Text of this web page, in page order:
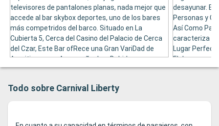
televisores de pantalones planas, nada mejor que
accede al bar skybox deportes, uno de los bares
más competridos del barco. Situado en La
Cubierta 5, Cerca del Casino del Palacio de Cerca
del Czar, Este Bar ofRece una Gran VariDad de
Aperitivos para Apompañar Las Bebidas.
desayunar.
Personas y
Así Como
caracteriza
Lugar
Elebrar
Todo sobre Carnival Liberty